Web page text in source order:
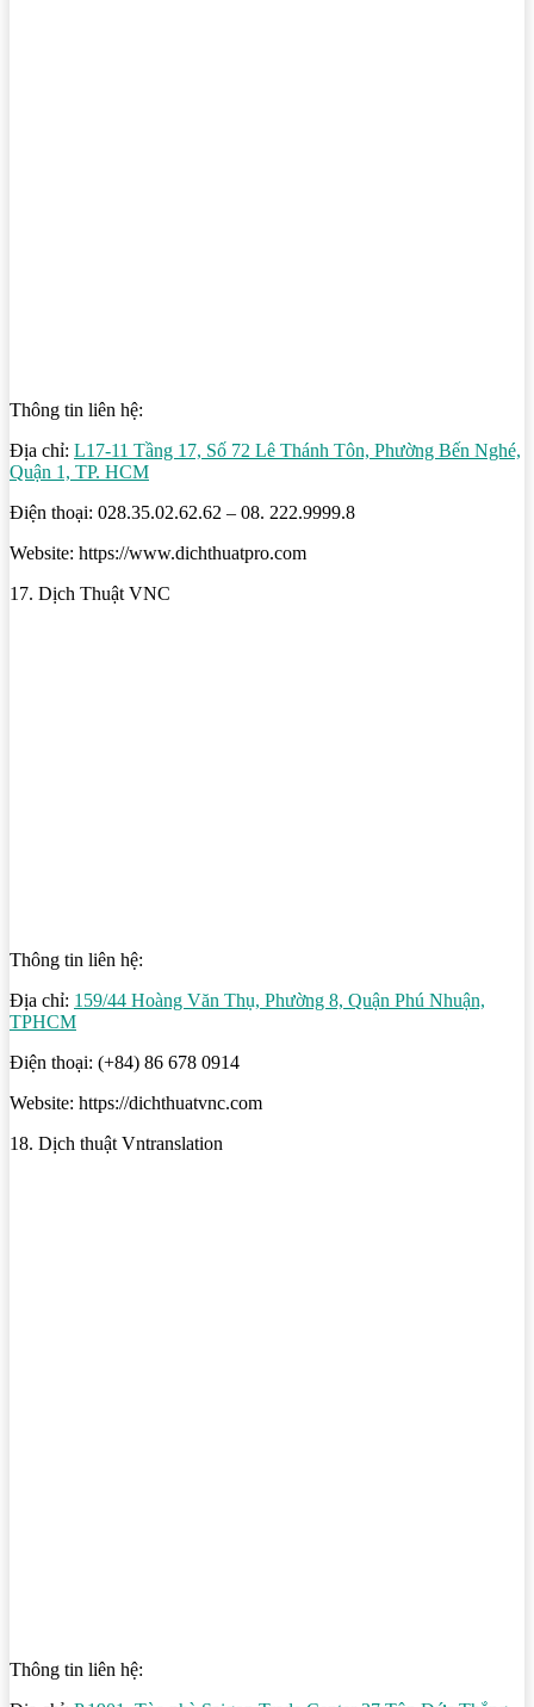
Thông tin liên hệ:
Địa chỉ: L17-11 Tầng 17, Số 72 Lê Thánh Tôn, Phường Bến Nghé,
Quận 1, TP. HCM
Điện thoại: 028.35.02.62.62 – 08. 222.9999.8
Website: https://www.dichthuatpro.com
17. Dịch Thuật VNC
Thông tin liên hệ:
Địa chỉ: 159/44 Hoàng Văn Thụ, Phường 8, Quận Phú Nhuận,
TPHCM
Điện thoại: (+84) 86 678 0914
Website: https://dichthuatvnc.com
18. Dịch thuật Vntranslation
Thông tin liên hệ: